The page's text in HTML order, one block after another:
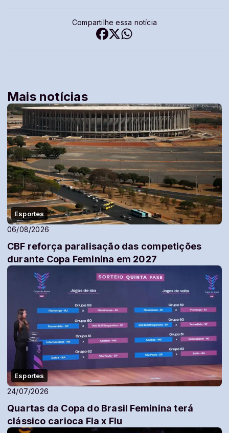
Compartilhe essa notícia
Mais notícias
Esportes
06/08/2026
CBF reforça paralisação das competições
durante Copa Feminina em 2027
Esportes
24/07/2026
Quartas da Copa do Brasil Feminina terá
clássico carioca Fla x Flu